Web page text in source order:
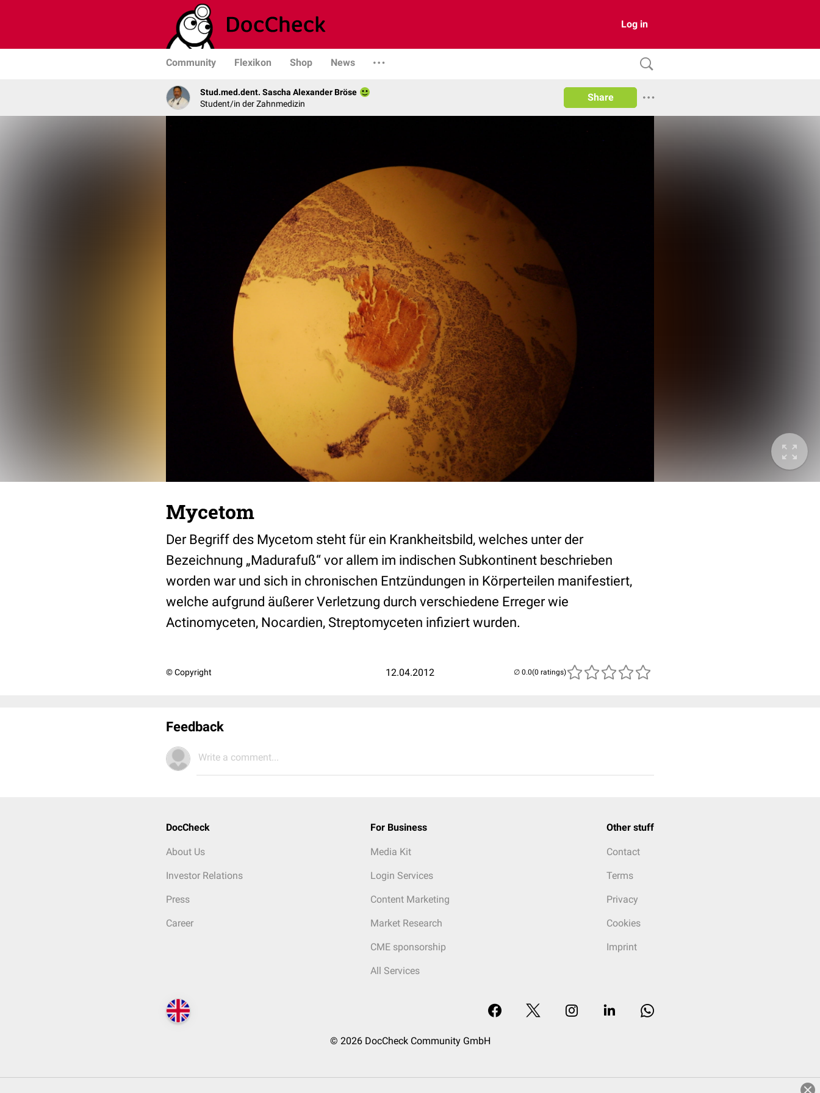
Log in
Community Flexikon Shop News
Stud.med.dent. Sascha Alexander Bröse
Student/in der Zahnmedizin
Share
Mycetom
Der Begriff des Mycetom steht für ein Krankheitsbild, welches unter der
Bezeichnung „Madurafuß“ vor allem im indischen Subkontinent beschrieben
worden war und sich in chronischen Entzündungen in Körperteilen manifestiert,
welche aufgrund äußerer Verletzung durch verschiedene Erreger wie
Actinomyceten, Nocardien, Streptomyceten infiziert wurden.
© Copyright 12.04.2012 (0 ratings)
Feedback
Write a comment...
DocCheck
About Us
Investor Relations
Press
Career
For Business
Media Kit
Login Services
Content Marketing
Market Research
CME sponsorship
All Services
Other stuff
Contact
Terms
Privacy
Cookies
Imprint
© 2026 DocCheck Community GmbH